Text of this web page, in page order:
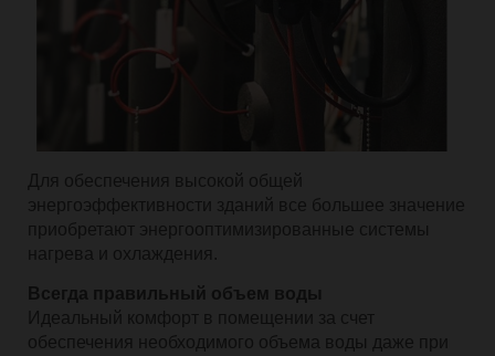
Для обеспечения высокой общей
энергоэффективности зданий все большее значение
приобретают энергооптимизированные системы
нагрева и охлаждения.
Всегда правильный объем воды
Идеальный комфорт в помещении за счет
обеспечения необходимого объема воды даже при